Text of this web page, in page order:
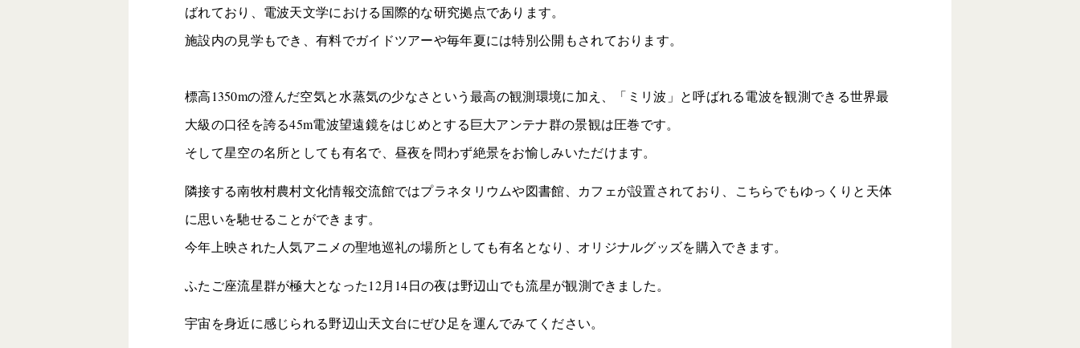
ばれており、電波天文学における国際的な研究拠点であります。
施設内の見学もでき、有料でガイドツアーや毎年夏には特別公開もされております。
標高1350mの澄んだ空気と水蒸気の少なさという最高の観測環境に加え、「ミリ波」と呼ばれる電波を観測できる世界最
大級の口径を誇る45m電波望遠鏡をはじめとする巨大アンテナ群の景観は圧巻です。
そして星空の名所としても有名で、昼夜を問わず絶景をお愉しみいただけます。
隣接する南牧村農村文化情報交流館ではプラネタリウムや図書館、カフェが設置されており、こちらでもゆっくりと天体
に思いを馳せることができます。
今年上映された人気アニメの聖地巡礼の場所としても有名となり、オリジナルグッズを購入できます。
ふたご座流星群が極大となった12月14日の夜は野辺山でも流星が観測できました。
宇宙を身近に感じられる野辺山天文台にぜひ足を運んでみてください。